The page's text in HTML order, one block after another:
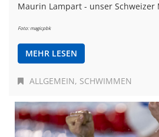
Maurin Lampart - unser Schweizer
Foto: magicpbk
MEHR LESEN
ALLGEMEIN SCHWIMMEN